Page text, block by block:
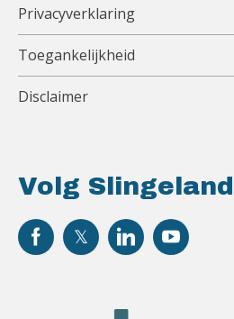
Volg Slingeland
Privacyverklaring
Toegankelijkheid
Disclaimer